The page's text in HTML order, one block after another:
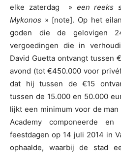
elke zaterdag » een reeks
Mykonos » [note]. Op het
goden die de gelovigen
vergoedingen die in
David Guetta ontvangt tussen
avond (tot €450.000 voor
dat hij tussen de €15
tussen de 15.000 en 50.000
lijkt een minimum voor de
Academy componeerde
feestdagen op 14 juli 2014 in
ophaalde, waarbij de stad